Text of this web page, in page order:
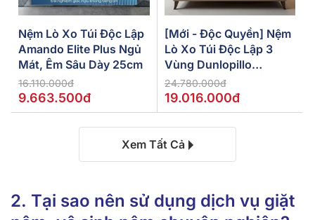
Nệm Lò Xo Túi Độc Lập
Amando Elite Plus Ngủ
Mát, Êm Sâu Dày 25cm
16.110.000đ
9.663.500đ
[Mới - Độc Quyền] Nệm
Lò Xo Túi Độc Lập 3
Vùng Dunlopillo
De.Stress Powerful
24.780.000đ
19.016.000đ
Xem Tất Cả
2. Tại sao nên sử dụng dịch vụ giặt